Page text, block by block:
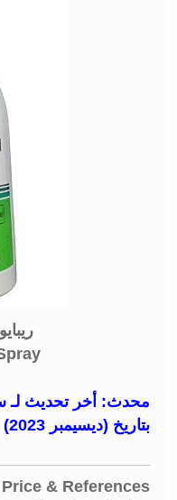
بتاريخ (ديسيمبر 2023)
& References